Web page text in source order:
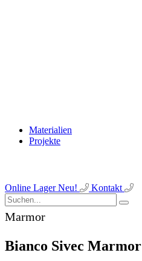
Materialien
Projekte
Online LagerNeu! Kontakt
Marmor
Bianco Sivec Marmor